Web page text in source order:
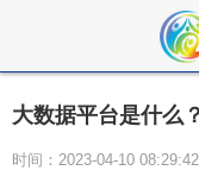
大数据平台是什么
时间：2023-04-10